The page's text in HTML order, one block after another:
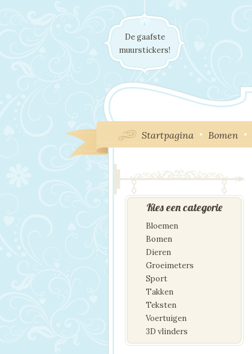
De gaafste
muurstickers!
Startpagina Bomen
Kies een categorie
Bloemen
Bomen
Dieren
Groeimeters
Sport
Takken
Teksten
Voertuigen
3D vlinders